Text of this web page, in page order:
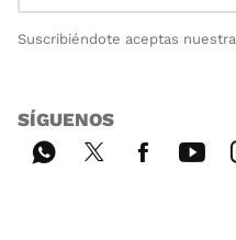
Suscribiéndote aceptas nuestra
SÍGUENOS